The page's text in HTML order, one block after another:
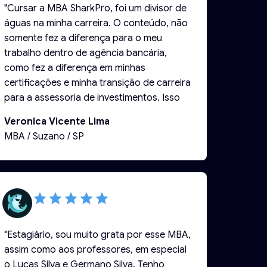
"Cursar a MBA SharkPro, foi um divisor de
águas na minha carreira. O conteúdo, não
somente fez a diferença para o meu
trabalho dentro de agência bancária,
como fez a diferença em minhas
certificações e minha transição de carreira
para a assessoria de investimentos. Isso
Lucas Silva, quanto os outros
professores, estão antenados no que o
estão exigindo de nós profissionais!
Parabéns a todos da equipe Lucas Silva
educação.🙏🏻"
Veronica Vicente Lima
MBA / Suzano / SP
"Estagiário, sou muito grata por esse MBA,
assim como aos professores, em especial
o Lucas Silva e Germano Silva. Tenho